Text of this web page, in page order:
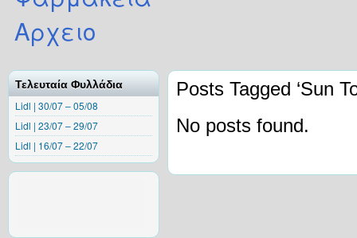
Αρχειο
Τελευταία Φυλλάδια
Lidl | 30/07 – 05/08
Lidl | 23/07 – 29/07
Lidl | 16/07 – 22/07
Posts Tagged ‘Sun
No posts found.